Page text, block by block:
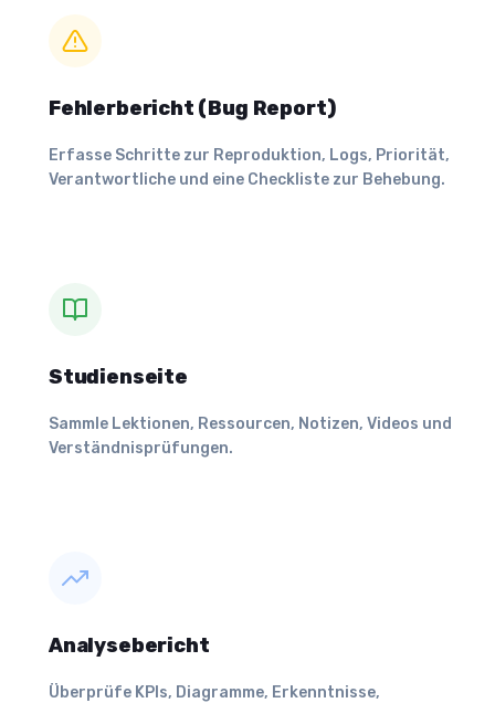
Fehlerbericht (Bug Report)
Erfasse Schritte zur Reproduktion, Logs, Priorität,
Verantwortliche und eine Checkliste zur Behebung.
Studienseite
Sammle Lektionen, Ressourcen, Notizen, Videos und
Verständnisprüfungen.
Analysebericht
Überprüfe KPIs, Diagramme, Erkenntnisse,